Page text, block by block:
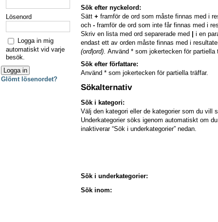
Sök efter nyckelord:
Sätt + framför de ord som måste finnas med i
och - framför de ord som inte får finnas med i
Skriv en lista med ord separerade med
i en
endast ett av orden måste finnas med i
(ord|ord) . Använd * som jokertecken för partiella
Sök efter författare:
Använd * som jokertecken för partiella träffar.
Sökalternativ
Sök i kategori:
Välj den kategori eller de kategorier som du vill
Underkategorier söks igenom automatiskt om
inaktiverar “Sök i underkategorier” nedan.
Sök i underkategorier:
Sök inom:
Lösenord
Logga in mig
automatiskt vid varje
besök.
Glömt lösenordet?